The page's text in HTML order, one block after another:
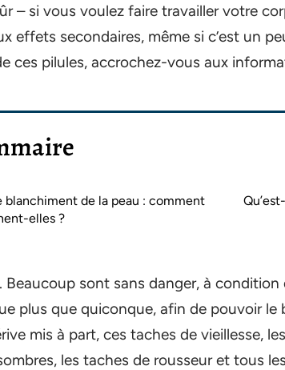
– si vous voulez faire travailler votre
effets secondaires, même si c’est un
ces pilules, accrochez-vous aux
blanchiment de la peau : comment
elles ?
Beaucoup sont sans danger, à
plus que quiconque, afin de pouvoir le
mis à part, ces taches de vieillesse,
les taches de rousseur et tous